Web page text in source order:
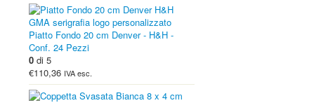
Piatto Fondo 20 cm Denver - H&H -
Conf. 24 Pezzi
0 di 5
€110,36 IVA esc.